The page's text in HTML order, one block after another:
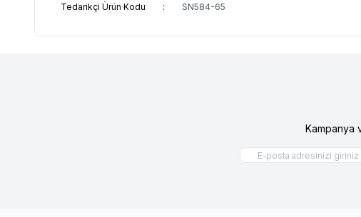
Tedarikçi Ürün Kodu : SN584-65
Kampanya